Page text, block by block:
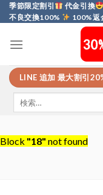
Skip
to
季節限定割引 代金引換
不良交換100%
100%返
LINE 追加 最大割引
Block "18" not found